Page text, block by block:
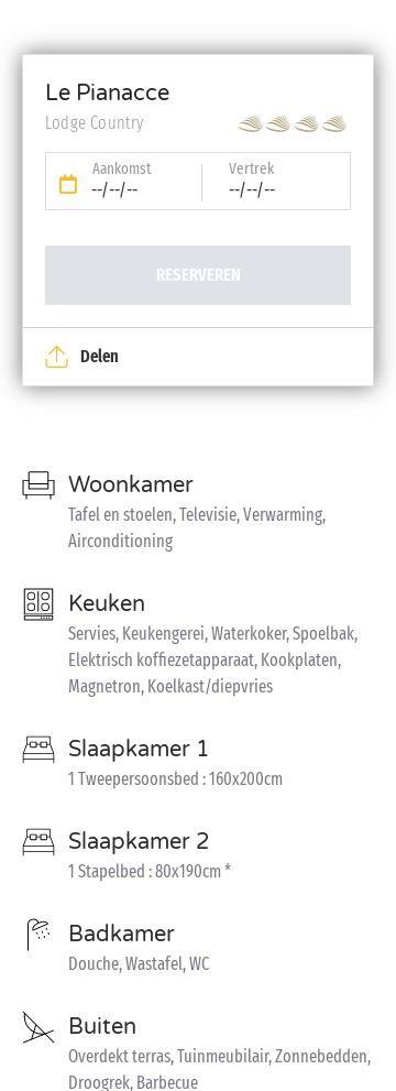
Le Pianacce
Lodge Country
Aankomst
--/--/--
Vertrek
--/--/--
RESERVEREN
Delen
Woonkamer
Tafel en stoelen, Televisie, Verwarming,
Airconditioning
Keuken
Servies, Keukengerei, Waterkoker, Spoelbak,
Elektrisch koffiezetapparaat, Kookplaten,
Magnetron, Koelkast/diepvries
Slaapkamer 1
1 Tweepersoonsbed : 160x200cm
Slaapkamer 2
1 Stapelbed : 80x190cm *
Badkamer
Douche, Wastafel, WC
Buiten
Overdekt terras, Tuinmeubilair, Zonnebedden,
Droogrek, Barbecue